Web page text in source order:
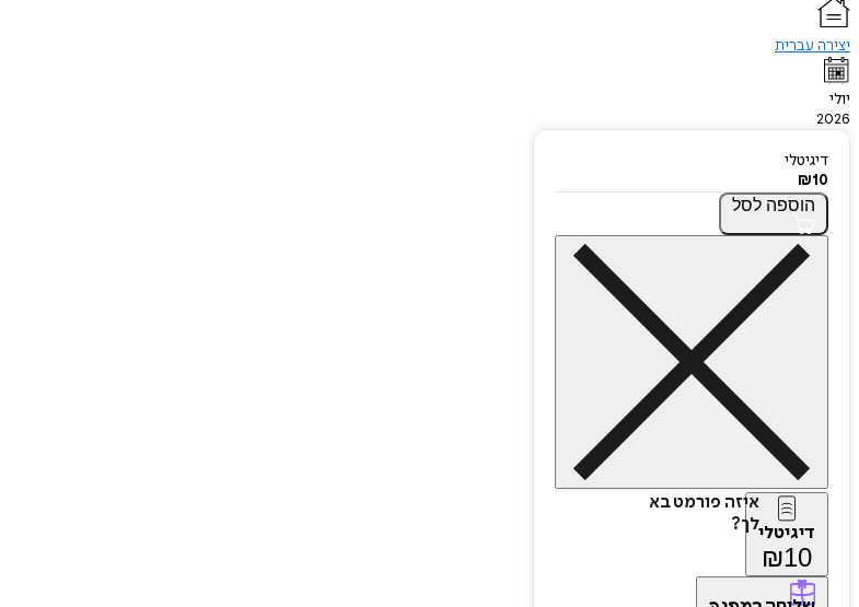
יצירה עברית
יולי
2026
דיגיטלי
₪10
הוספה לסל
איזה פורמט בא
לך?דיגיטלי
₪10